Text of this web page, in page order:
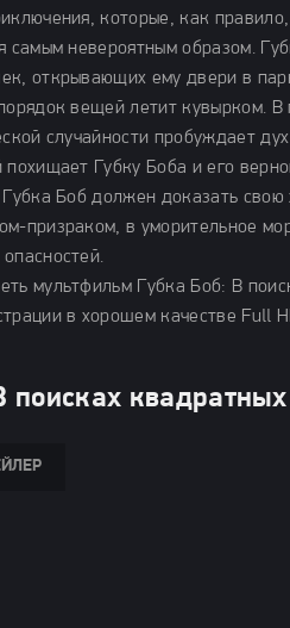
которые, как
самым невероятным образом.
открывающих ему двери в
вещей летит кувырком. В
случайности пробуждает
похищает Губку Боба и его
Боб должен доказать
призраком, в уморительное
мультфильм Губка Боб: В
в хорошем качестве Full
поисках